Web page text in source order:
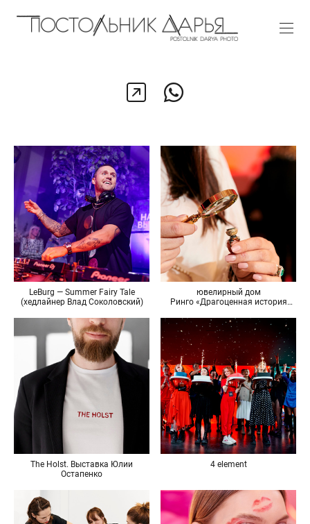
LeBurg — Summer Fairy Tale
(хедлайнер Влад Соколовский)
ювелирный дом
Ринго «Драгоценная история
The Holst. Выставка Юлии
Остапенко
4 element